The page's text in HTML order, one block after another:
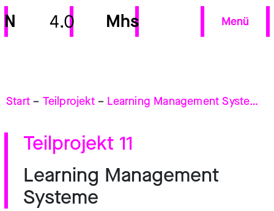
N 4.0 Mhs Menü
Start – Teilprojekt– Learning Management Systeme
Teilprojekt 11
Learning Management
Systeme